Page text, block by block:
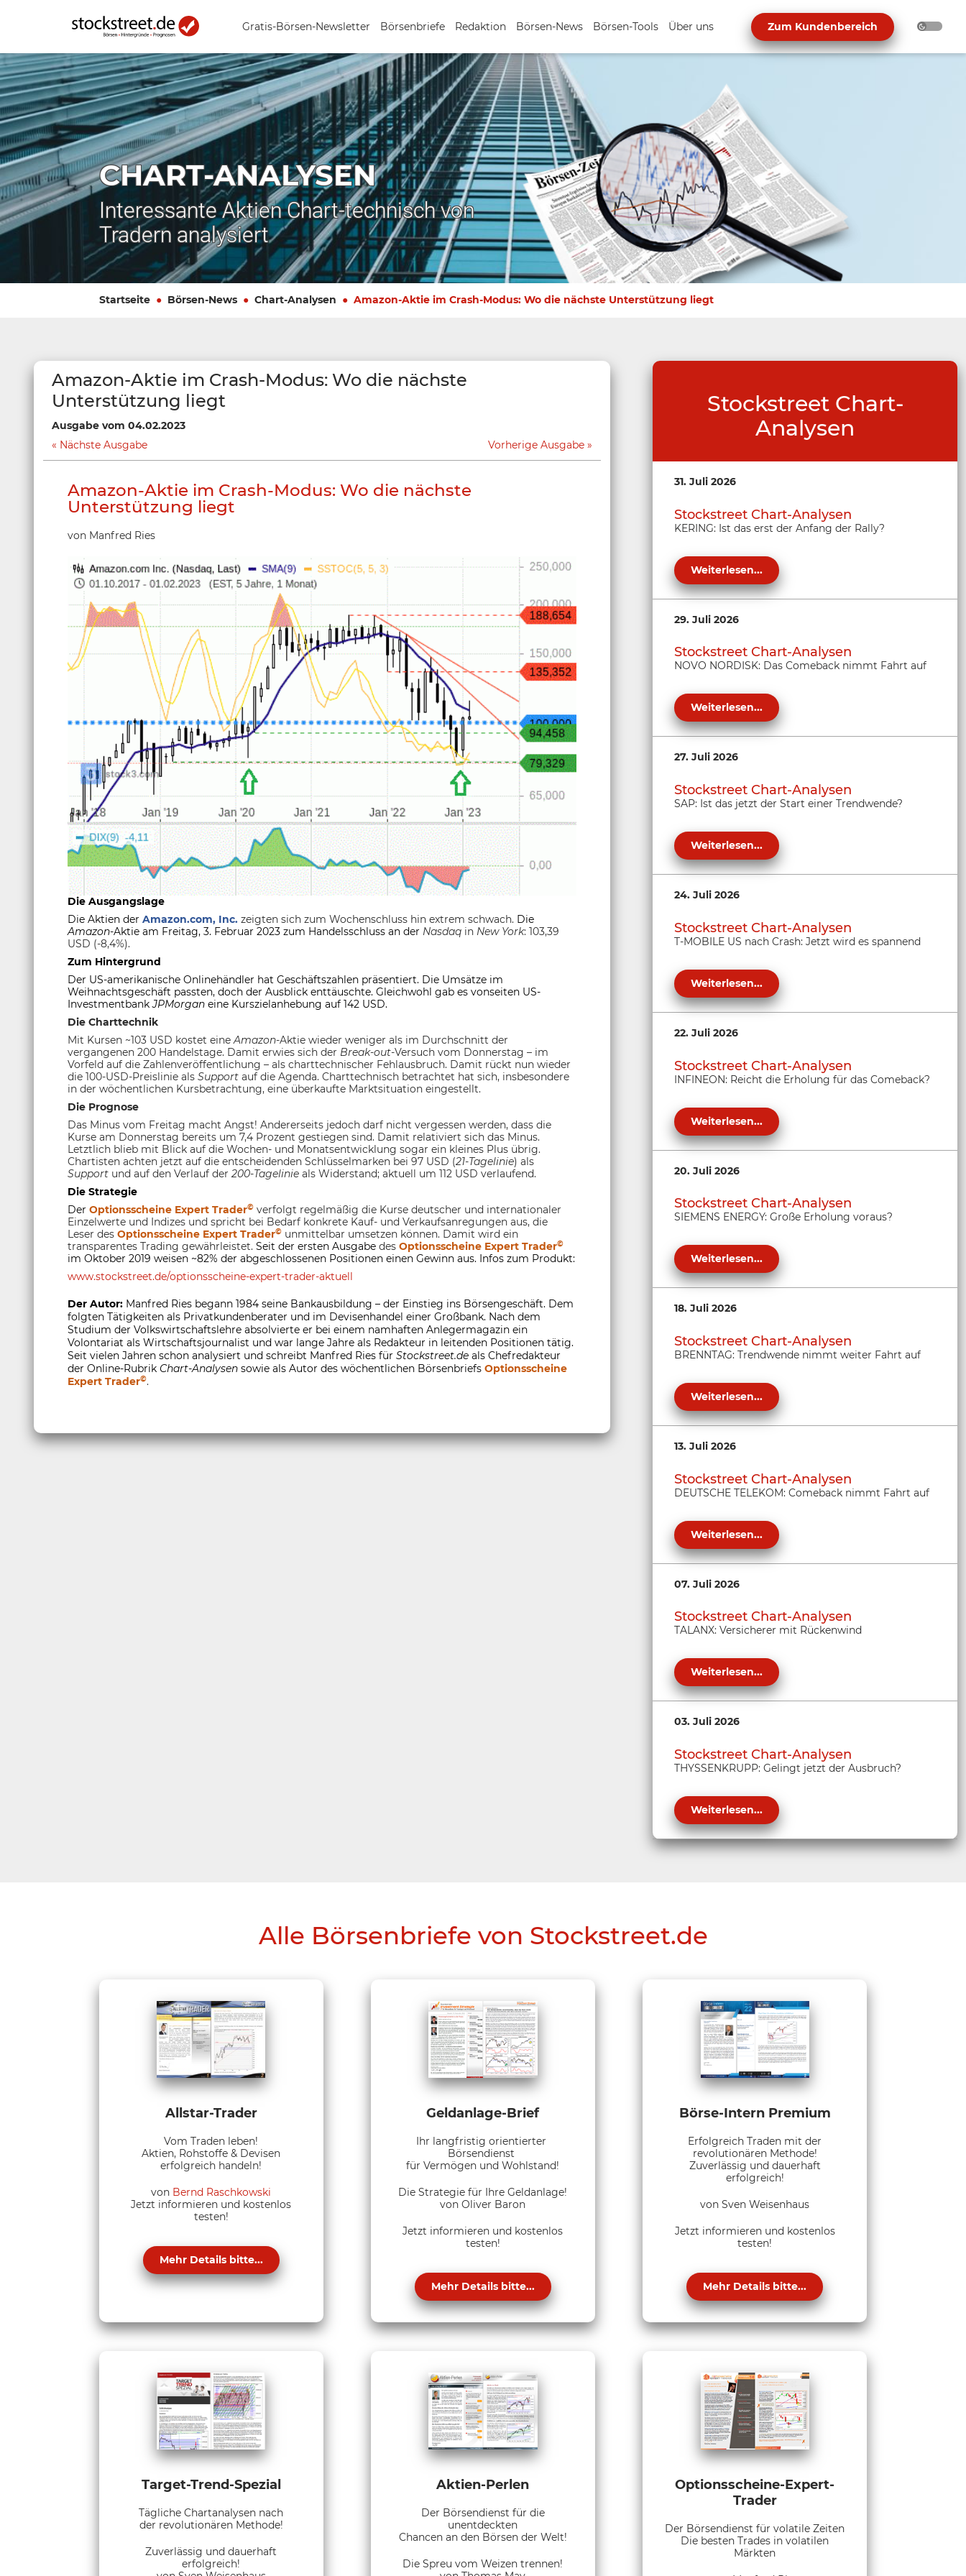
Gratis-Börsen-Newsletter Börsenbriefe Redaktion Börsen-News Börsen-Tools Über uns Zum Kundenbereich
CHART-ANALYSEN
Interessante Aktien Chart-technisch von
Tradern analysiert
Startseite Börsen-News Chart-Analysen Amazon-Aktie im Crash-Modus: Wo die nächste Unterstützung liegt
Amazon-Aktie im Crash-Modus: Wo die nächste
Unterstützung liegt
Ausgabe vom 04.02.2023
Nächste Ausgabe
Vorherige Ausgabe
Amazon-Aktie im Crash-Modus: Wo die nächste
Unterstützung liegt
von Manfred Ries
Die Ausgangslage
Die Aktien der Amazon.com, Inc. zeigten sich zum Wochenschluss hin extrem schwach. Die
Amazon-Aktie am Freitag, 3. Februar 2023 zum Handelsschluss an der Nasdaq in New York: 103,39
USD (-8,4%).
Zum Hintergrund
Der US-amerikanische Onlinehändler hat Geschäftszahlen präsentiert. Die Umsätze im
Weihnachtsgeschäft passten, doch der Ausblick enttäuschte. Gleichwohl gab es vonseiten US-
InvestmentbankJPMorgan eine Kurszielanhebung auf 142 USD.
Die Charttechnik
Mit Kursen ~103 USD kostet eineAmazon-Aktie wieder weniger als im Durchschnitt der
vergangenen 200 Handelstage. Damit erwies sich der Break-out-Versuch vom Donnerstag – im
Vorfeld auf die Zahlenveröffentlichung – als charttechnischer Fehlausbruch. Damit rückt nun wieder
die 100-USD-Preislinie als Support auf die Agenda. Charttechnisch betrachtet hat sich, insbesondere
in der wöchentlichen Kursbetrachtung, eine überkaufte Marktsituation eingestellt.
Die Prognose
Das Minus vom Freitag macht Angst! Andererseits jedoch darf nicht vergessen werden, dass die
Kurse am Donnerstag bereits um 7,4 Prozent gestiegen sind. Damit relativiert sich das Minus.
Letztlich blieb mit Blick auf die Wochen- und Monatsentwicklung sogar ein kleines Plus übrig.
Chartisten achten jetzt auf die entscheidenden Schlüsselmarken bei 97 USD (21-Tagelinie) als
Support und auf den Verlauf der 200-Tagelinie als Widerstand; aktuell um 112 USD verlaufend.
Die Strategie
Der Optionsscheine Expert Trader© verfolgt regelmäßig die Kurse deutscher und internationaler
Einzelwerte und Indizes und spricht bei Bedarf konkrete Kauf- und Verkaufsanregungen aus, die
Leser des Optionsscheine Expert Trader© unmittelbar umsetzen können. Damit wird ein
transparentes Trading gewährleistet. Seit der ersten Ausgabe des Optionsscheine Expert Trader©
im Oktober 2019 weisen ~82% der abgeschlossenen Positionen einen Gewinn aus. Infos zum Produkt:
www.stockstreet.de/optionsscheine-expert-trader-aktuell
Der Autor: Manfred Ries begann 1984 seine Bankausbildung – der Einstieg ins Börsengeschäft. Dem
folgten Tätigkeiten als Privatkundenberater und im Devisenhandel einer Großbank. Nach dem
Studium der Volkswirtschaftslehre absolvierte er bei einem namhaften Anlegermagazin ein
Volontariat als Wirtschaftsjournalist und war lange Jahre als Redakteur in leitenden Positionen tätig.
Seit vielen Jahren schon analysiert und schreibt Manfred Ries für Stockstreet.de als Chefredakteur
der Online-Rubrik Chart-Analysen sowie als Autor des wöchentlichen Börsenbriefs Optionsscheine
Expert Trader©.
Stockstreet Chart-
Analysen
31. Juli 2026
Stockstreet Chart-Analysen
KERING: Ist das erst der Anfang der Rally?
Weiterlesen...
29. Juli 2026
Stockstreet Chart-Analysen
NOVO NORDISK: Das Comeback nimmt Fahrt auf
Weiterlesen...
27. Juli 2026
Stockstreet Chart-Analysen
SAP: Ist das jetzt der Start einer Trendwende?
Weiterlesen...
24. Juli 2026
Stockstreet Chart-Analysen
T-MOBILE US nach Crash: Jetzt wird es spannend
Weiterlesen...
22. Juli 2026
Stockstreet Chart-Analysen
INFINEON: Reicht die Erholung für das Comeback?
Weiterlesen...
20. Juli 2026
Stockstreet Chart-Analysen
SIEMENS ENERGY: Große Erholung voraus?
Weiterlesen...
18. Juli 2026
Stockstreet Chart-Analysen
BRENNTAG: Trendwende nimmt weiter Fahrt auf
Weiterlesen...
13. Juli 2026
Stockstreet Chart-Analysen
DEUTSCHE TELEKOM: Comeback nimmt Fahrt auf
Weiterlesen...
07. Juli 2026
Stockstreet Chart-Analysen
TALANX: Versicherer mit Rückenwind
Weiterlesen...
03. Juli 2026
Stockstreet Chart-Analysen
THYSSENKRUPP: Gelingt jetzt der Ausbruch?
Weiterlesen...
Alle Börsenbriefe von Stockstreet.de
Allstar-Trader
Vom Traden leben!
Aktien, Rohstoffe & Devisen
erfolgreich handeln!
von Bernd Raschkowski
Jetzt informieren und kostenlos
testen!
Mehr Details bitte...
Geldanlage-Brief
Ihr langfristig orientierter
Börsendienst
für Vermögen und Wohlstand!
Die Strategie für Ihre Geldanlage!
von Oliver Baron
Jetzt informieren und kostenlos
testen!
Mehr Details bitte...
Börse-Intern Premium
Erfolgreich Traden mit der
revolutionären Methode!
Zuverlässig und dauerhaft
erfolgreich!
von Sven Weisenhaus
Jetzt informieren und kostenlos
testen!
Mehr Details bitte...
Target-Trend-Spezial
Tägliche Chartanalysen nach
der revolutionären Methode!
Zuverlässig und dauerhaft
erfolgreich!
Aktien-Perlen
Der Börsendienst für die
unentdeckten
Chancen an den Börsen der Welt!
Die Spreu vom Weizen trennen!
Optionsscheine-Expert-
Trader
Der Börsendienst für volatile Zeiten
Die besten Trades in volatilen
Märkten